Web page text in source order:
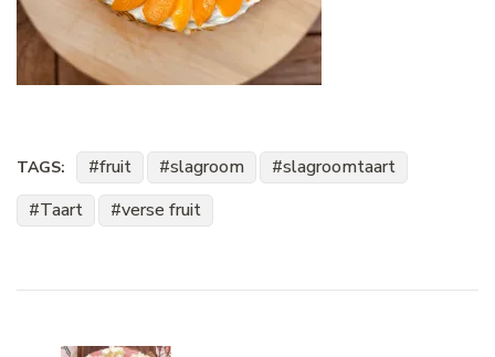
TAGS: fruit slagroom
slagroomtaart
Taart
verse fruit